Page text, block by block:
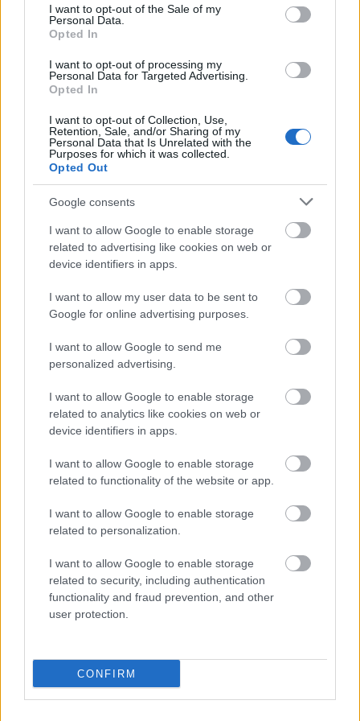
consent section.
I want to opt-out of the Sale of my
Personal Data.
Opted In
I want to opt-out of processing my
Personal Data for Targeted Advertising.
Opted In
I want to opt-out of Collection, Use,
Retention, Sale, and/or Sharing of my
Personal Data that Is Unrelated with the
Purposes for which it was collected.
Opted Out
Google consents
I want to allow Google to enable storage
related to advertising like cookies on web or
device identifiers in apps.
I want to allow my user data to be sent to
Google for online advertising purposes.
I want to allow Google to send me
personalized advertising.
I want to allow Google to enable storage
related to analytics like cookies on web or
device identifiers in apps.
I want to allow Google to enable storage
related to functionality of the website or app.
I want to allow Google to enable storage
related to personalization.
I want to allow Google to enable storage
related to security, including authentication
functionality and fraud prevention, and other
user protection.
CONFIRM
ΑΣΕΠ: Πιστοποίηση Αγγλικών σε
μόνο 2 ημέρες στα χέρια σας
ΑΣΕΠ: Εξ αποστάσεως η πιο Εύκολη
μέρες
Μάθε πρώτος όλες τις σημαντικές
ειδήσεις.
Βάλε το proson.gr στα αποτελέσματα
αναζήτησης της Google
Δημοφιλείς Ειδήσεις
ΟΠΕΚΑ: Μηνιαίο επίδομα έως 210
ευρώ - Πώς θα τα πάρετε
Τι σημαίνει η λέξη «σιγαλός»